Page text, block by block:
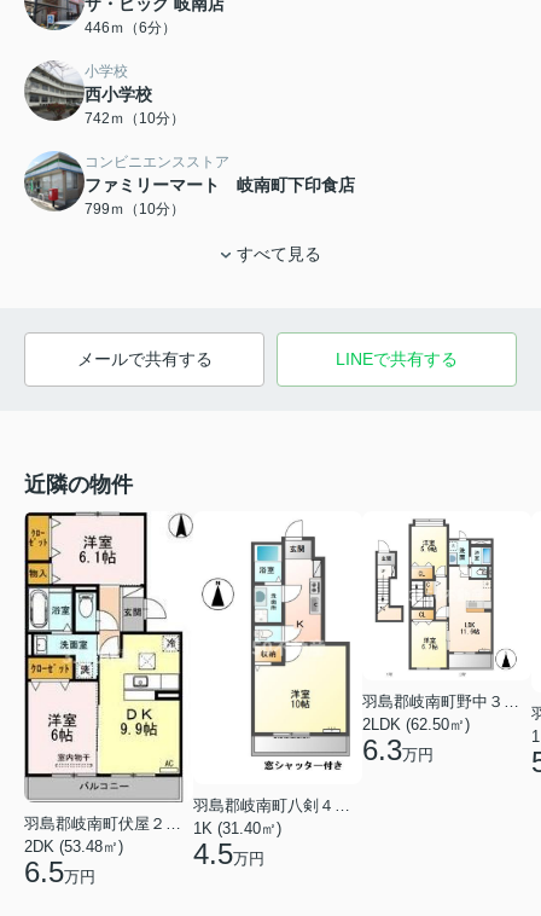
446ｍ（6分）
小学校
西小学校
742ｍ（10分）
コンビニエンスストア
ファミリーマート 岐南町下印食店
799ｍ（10分）
すべて見る
メールで共有する LINEで共有する
近隣の物件
羽島郡岐南町伏屋２丁目
2DK (53.48㎡)
6.5万円
羽島郡岐南町八剣４丁目
1K (31.40㎡)
4.5万円
羽島郡岐南町野中３丁目
2LDK (62.50㎡)
6.3万円